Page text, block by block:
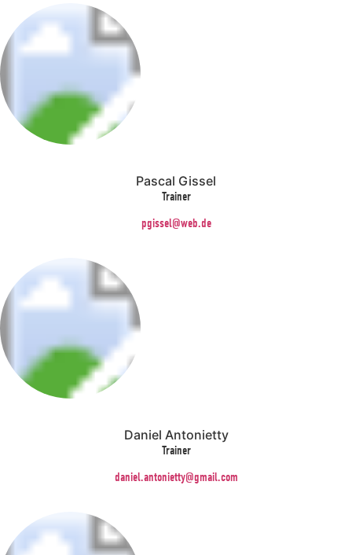
Pascal Gissel
Trainer
pgissel@web.de
Daniel Antonietty
Trainer
daniel.antonietty@gmail.com